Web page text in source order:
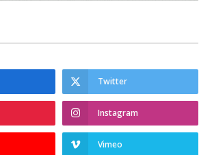
Twitter
Instagram
Vimeo